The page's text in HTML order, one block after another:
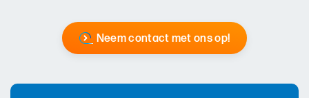
Neem contact met ons op!